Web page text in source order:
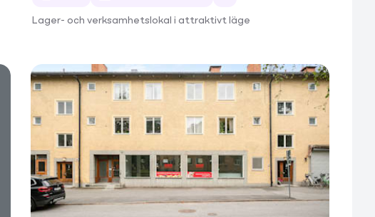
Lager- och verksamhetslokal i attraktivt läge